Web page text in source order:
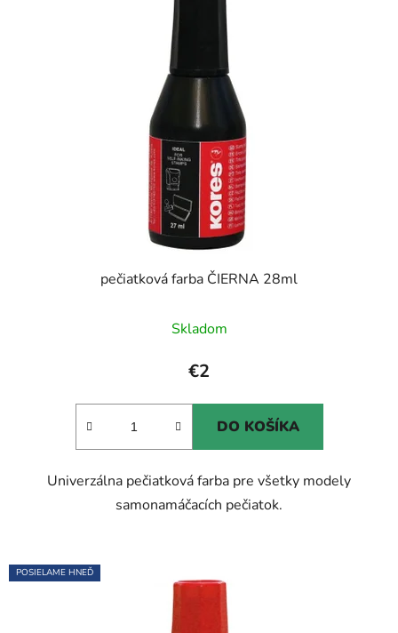
pečiatková farba ČIERNA 28ml
hodnotenie
produktu
5,0
hviezdičiek.
Skladom
€2
DO KOŠÍKA
Univerzálna pečiatková farba pre všetky modely
samonamáčacích pečiatok.
POSIELAME HNEĎ